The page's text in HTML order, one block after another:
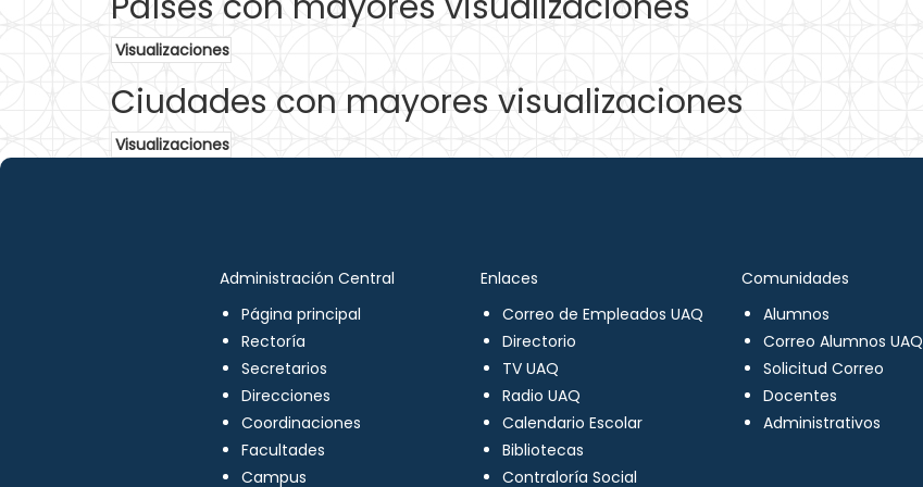
Visualizaciones
Ciudades con mayores visualizaciones
Visualizaciones
Administración Central
Página principal
Rectoría
Secretarios
Direcciones
Coordinaciones
Facultades
Campus
Enlaces
Correo de Empleados UAQ
Directorio
TV UAQ
Radio UAQ
Calendario Escolar
Bibliotecas
Contraloría Social
Comunidades
Alumnos
Correo Alumnos UAQ
Solicitud Correo
Docentes
Administrativos